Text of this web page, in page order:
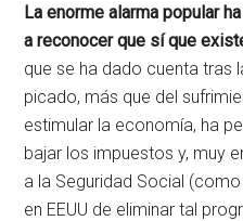
La enorme alarma popular
a reconocer que sí que
que se ha dado cuenta tras
picado, más que del
estimular la economía, ha
bajar los impuestos y, muy
a la Seguridad Social
en EEUU de eliminar tal